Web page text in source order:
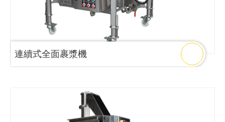
連續式全面裹漿機